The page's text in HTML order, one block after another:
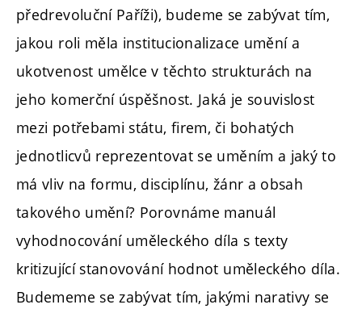
předrevoluční Paříži), budeme se zabývat tím,
jakou roli měla institucionalizace umění a
ukotvenost umělce v těchto strukturách na
jeho komerční úspěšnost. Jaká je souvislost
mezi potřebami státu, firem, či bohatých
jednotlicvů reprezentovat se uměním a jaký to
má vliv na formu, disciplínu, žánr a obsah
takového umění? Porovnáme manuál
vyhodnocování uměleckého díla s texty
kritizující stanovování hodnot uměleckého díla.
Budememe se zabývat tím, jakými narativy se